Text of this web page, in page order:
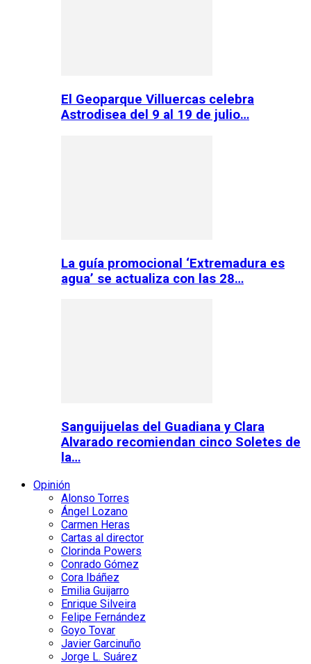
El Geoparque Villuercas celebra
Astrodisea del 9 al 19 de julio…
La guía promocional ‘Extremadura es
agua’ se actualiza con las 28…
Sanguijuelas del Guadiana y Clara
Alvarado recomiendan cinco Soletes de
la…
Opinión
Alonso Torres
Ángel Lozano
Carmen Heras
Cartas al director
Clorinda Powers
Conrado Gómez
Cora Ibáñez
Emilia Guijarro
Enrique Silveira
Felipe Fernández
Goyo Tovar
Javier Garcinuño
Jorge L. Suárez